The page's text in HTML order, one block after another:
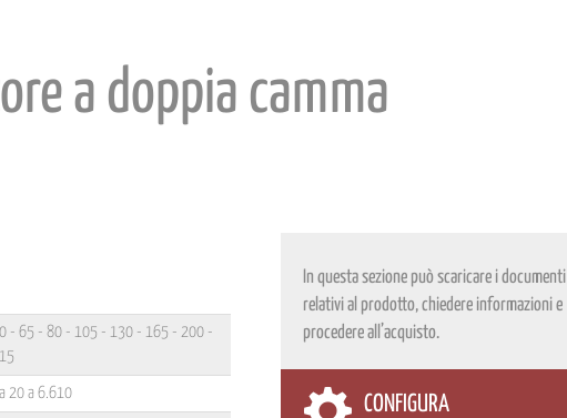
a doppia camma
- 65 - 80 - 105 - 130 - 165 - 200 -
20 a 6.610
In questa sezione può scaricare i documenti
relativi al prodotto, chiedere informazioni e
procedere all’acquisto.
CONFIGURA